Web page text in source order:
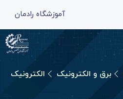
آموزشگاه رادمان
برق و الکترونیک الکترونیک